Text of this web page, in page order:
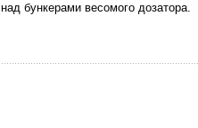
над бункерами весомого дозатора.